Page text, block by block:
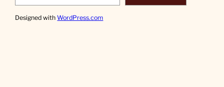
Designed withWordPress.com